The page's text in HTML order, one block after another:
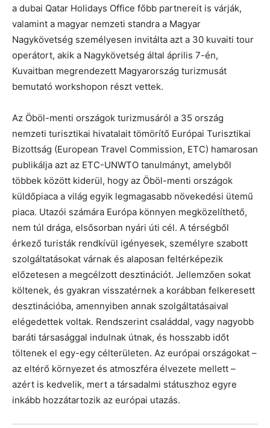
a dubai Qatar Holidays Office főbb partnereit is várják,
valamint a magyar nemzeti standra a Magyar
Nagykövetség személyesen invitálta azt a 30 kuvaiti tour
operátort, akik a Nagykövetség által április 7-én,
Kuvaitban megrendezett Magyarország turizmusát
bemutató workshopon részt vettek.
Az Öböl-menti országok turizmusáról a 35 ország
nemzeti turisztikai hivatalait tömörítő Európai Turisztikai
Bizottság (European Travel Commission, ETC) hamarosan
publikálja azt az ETC-UNWTO tanulmányt, amelyből
többek között kiderül, hogy az Öböl-menti országok
küldőpiaca a világ egyik legmagasabb növekedési ütemű
piaca. Utazói számára Európa könnyen megközelíthető,
nem túl drága, elsősorban nyári úti cél. A térségből
érkező turisták rendkívül igényesek, személyre szabott
szolgáltatásokat várnak és alaposan feltérképezik
előzetesen a megcélzott desztinációt. Jellemzően sokat
költenek, és gyakran visszatérnek a korábban felkeresett
desztinációba, amennyiben annak szolgáltatásaival
elégedettek voltak. Rendszerint családdal, vagy nagyobb
baráti társasággal indulnak útnak, és hosszabb időt
töltenek el egy-egy célterületen. Az európai országokat –
az eltérő környezet és atmoszféra élvezete mellett –
azért is kedvelik, mert a társadalmi státuszhoz egyre
inkább hozzátartozik az európai utazás.